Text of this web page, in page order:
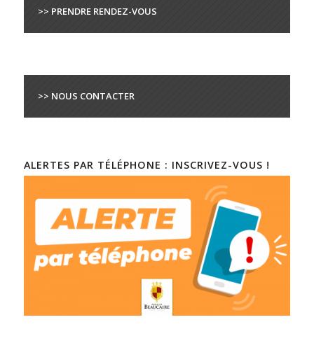
>> PRENDRE RENDEZ-VOUS
>> NOUS CONTACTER
ALERTES PAR TÉLÉPHONE : INSCRIVEZ-VOUS !